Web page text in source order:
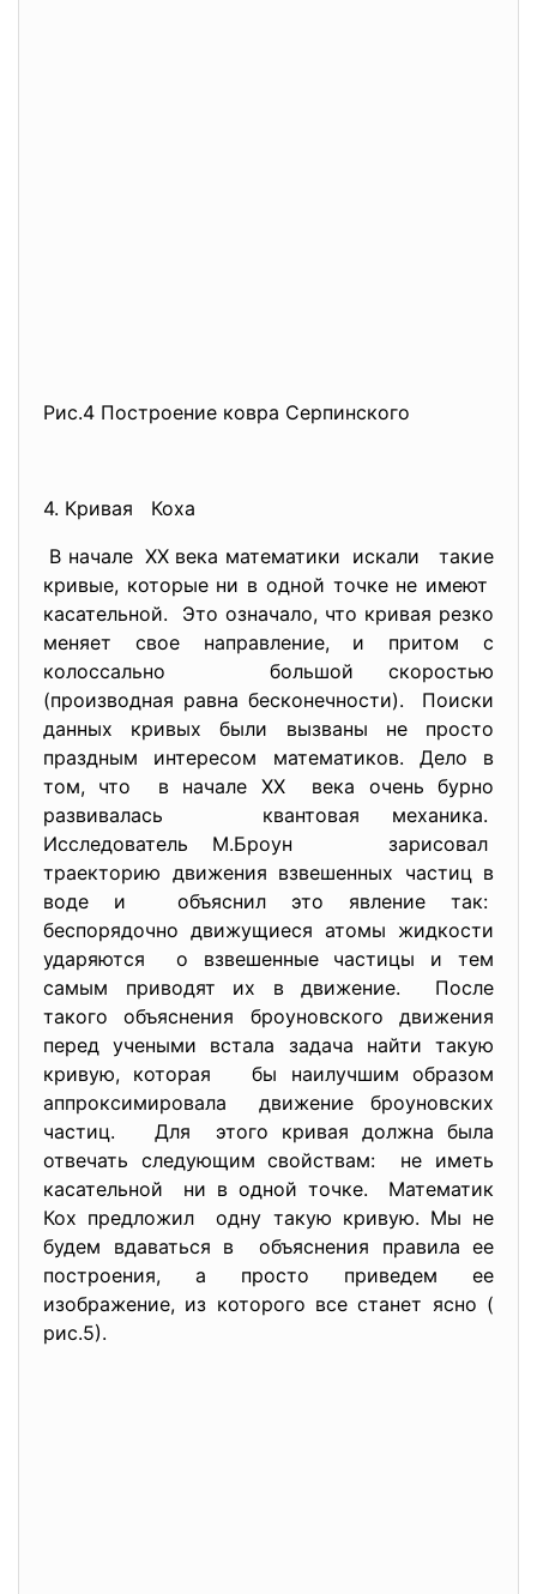
Рис.4 Построение ковра Серпинского
4. Кривая Коха
В начале ХХ века математики искали такие
кривые, которые ни в одной точке не имеют
касательной. Это означало, что кривая резко
меняет свое направление, и притом с
колоссально большой скоростью
(производная равна бесконечности). Поиски
данных кривых были вызваны не просто
праздным интересом математиков. Дело в
том, что в начале ХХ века очень бурно
развивалась квантовая механика.
Исследователь М.Броун зарисовал
траекторию движения взвешенных частиц в
воде и объяснил это явление так:
беспорядочно движущиеся атомы жидкости
ударяются о взвешенные частицы и тем
самым приводят их в движение. После
такого объяснения броуновского движения
перед учеными встала задача найти такую
кривую, которая бы наилучшим образом
аппроксимировала движение броуновских
частиц. Для этого кривая должна была
отвечать следующим свойствам: не иметь
касательной ни в одной точке. Математик
Кох предложил одну такую кривую. Мы не
будем вдаваться в объяснения правила ее
построения, а просто приведем ее
изображение, из которого все станет ясно (
рис.5).